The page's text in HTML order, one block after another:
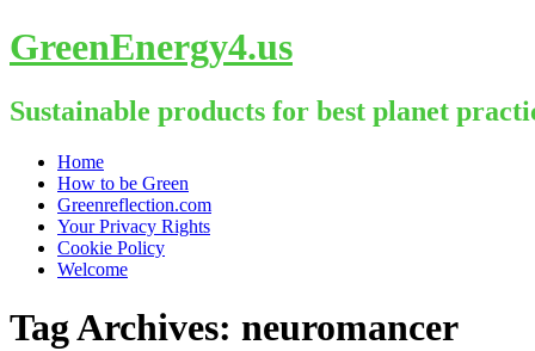
GreenEnergy4.us
Sustainable products for best planet
Skip
content
Home
How to be Green
Greenreflection.com
Your Privacy Rights
Cookie Policy
Welcome
Tag Archives: neuromancer